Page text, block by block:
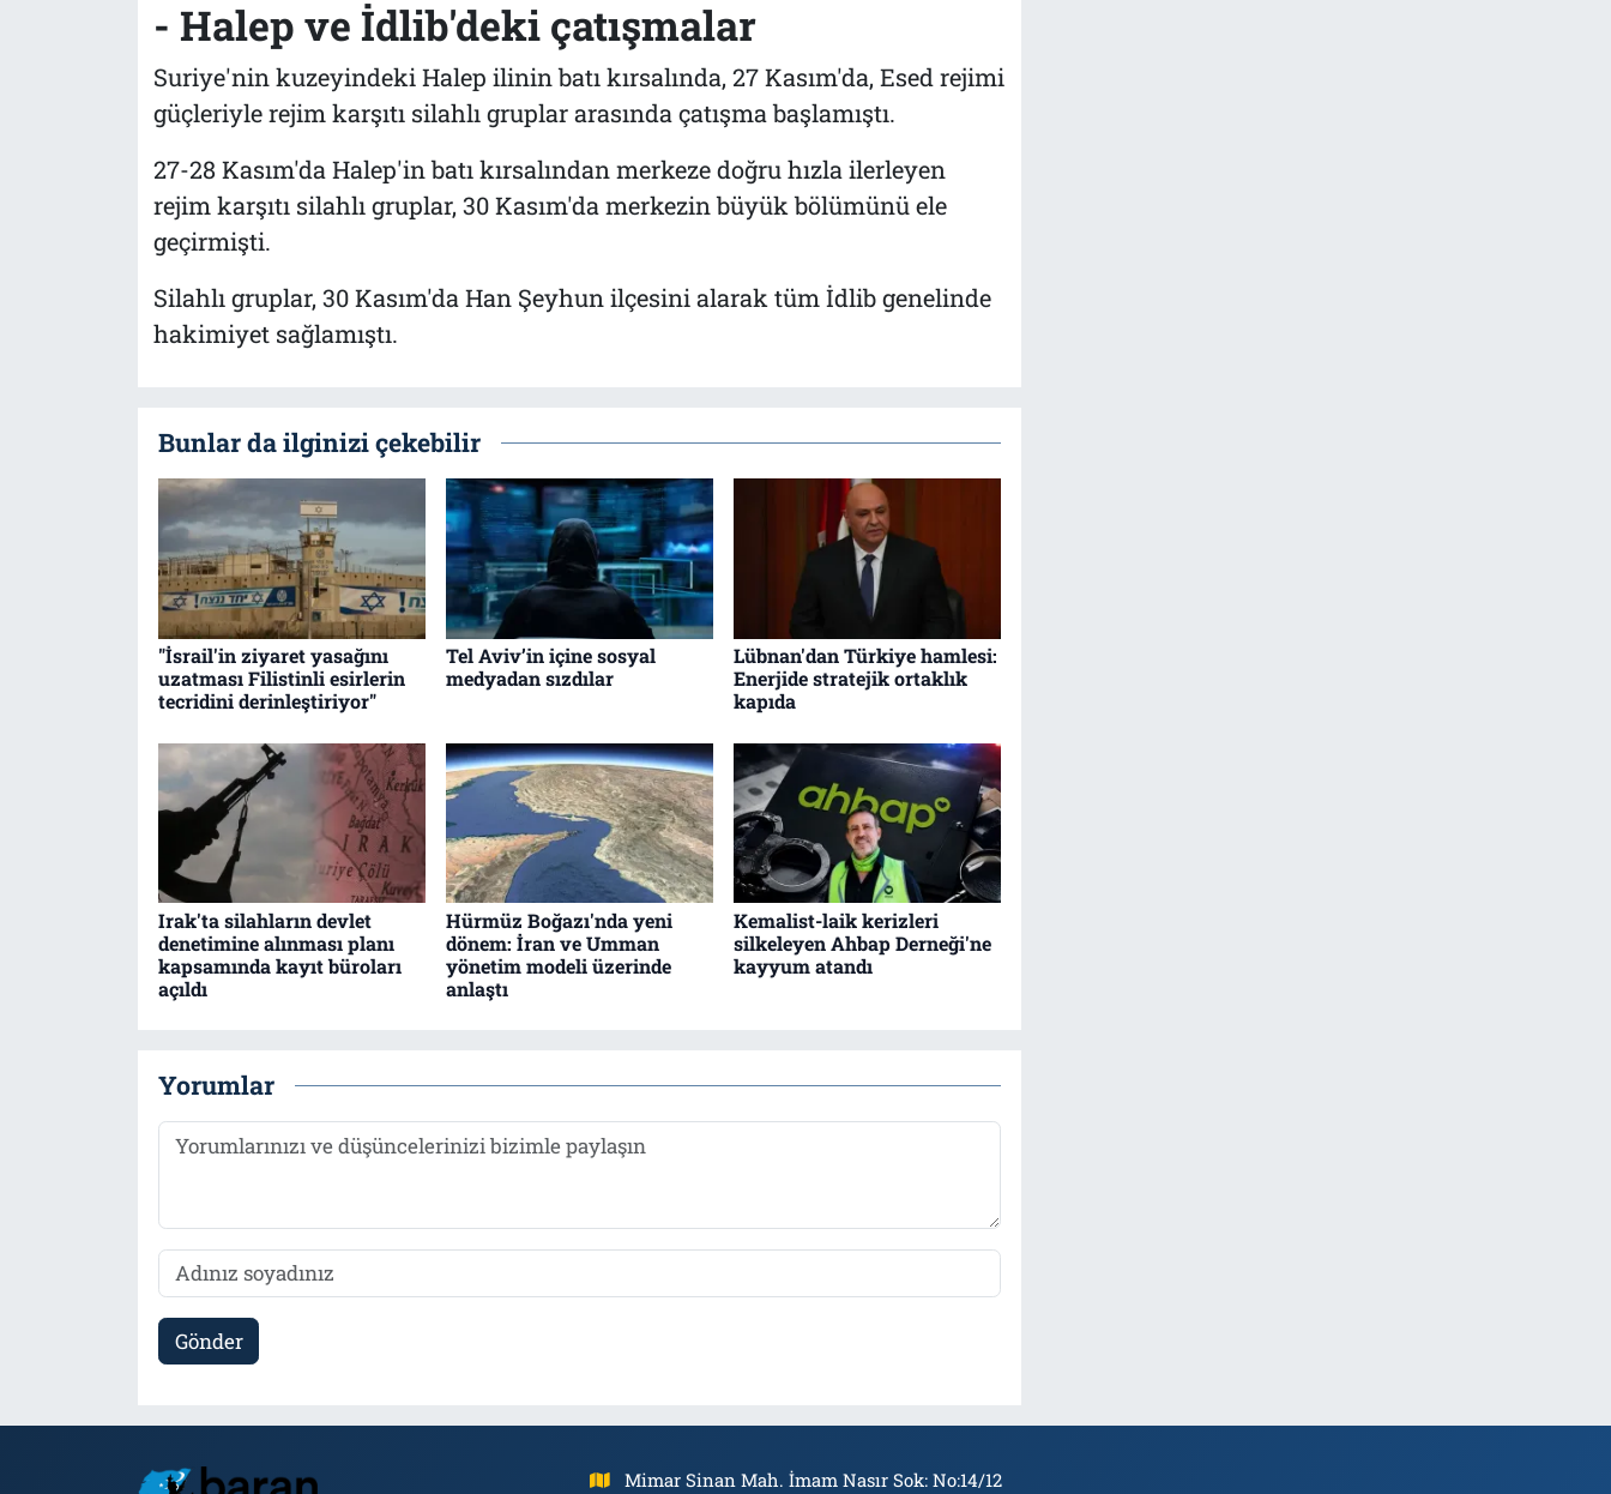
- Halep ve İdlib'deki çatışmalar
Suriye'nin kuzeyindeki Halep ilinin batı kırsalında, 27 Kasım'da, Esed rejimi
güçleriyle rejim karşıtı silahlı gruplar arasında çatışma başlamıştı.
27-28 Kasım'da Halep'in batı kırsalından merkeze doğru hızla ilerleyen
rejim karşıtı silahlı gruplar, 30 Kasım'da merkezin büyük bölümünü ele
geçirmişti.
Silahlı gruplar, 30 Kasım'da Han Şeyhun ilçesini alarak tüm İdlib genelinde
hakimiyet sağlamıştı.
Bunlar da ilginizi çekebilir
"İsrail'in ziyaret yasağını
uzatması Filistinli esirlerin
tecridini derinleştiriyor"
Tel Aviv’in içine sosyal
medyadan sızdılar
Lübnan'dan Türkiye hamlesi:
Enerjide stratejik ortaklık
kapıda
Irak'ta silahların devlet
denetimine alınması planı
kapsamında kayıt büroları
açıldı
Hürmüz Boğazı'nda yeni
dönem: İran ve Umman
yönetim modeli üzerinde
anlaştı
Kemalist-laik kerizleri
silkeleyen Ahbap Derneği'ne
kayyum atandı
Yorumlar
Gönder
Mimar Sinan Mah. İmam Nasır Sok: No:14/12